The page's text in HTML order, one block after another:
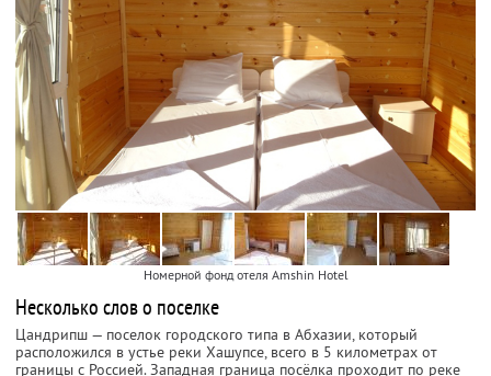
Номерной фонд отеля Amshin Hotel
Несколько слов о поселке
Цандрипш — поселок городского типа в Абхазии, который
расположился в устье реки Хашупсе, всего в 5 километрах от
границы с Россией. Западная граница посёлка проходит по реке